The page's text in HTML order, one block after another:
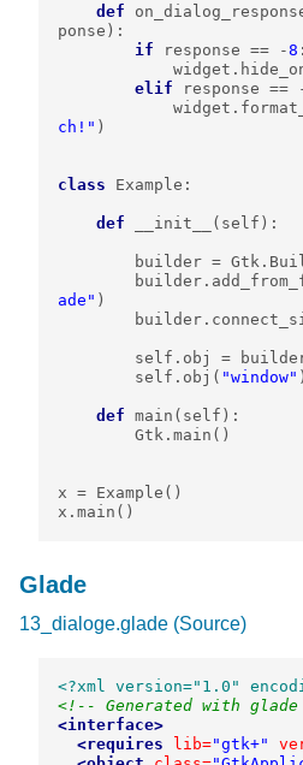
def
ponse ):
if
response == -8 :
widget .
elif
response ==
widget .
ch!" )
class Example :
def __init__ ( self ):
builder = Gtk .
builder .
ade" )
builder .
self . obj =
self . obj ( "window" )
def main ( self ):
Gtk . main ()
x = Example ()
x . main ()
Glade
13_dialoge.glade (Source)
<?xml version="1.0"
<!-- Generated with
<interface>
<requires
lib="gtk+"